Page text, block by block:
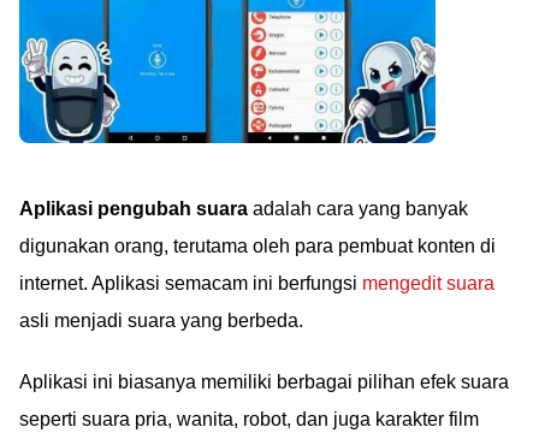
Aplikasi pengubah suara adalah cara yang banyak
digunakan orang, terutama oleh para pembuat konten di
internet. Aplikasi semacam ini berfungsi mengedit suara
asli menjadi suara yang berbeda.
Aplikasi ini biasanya memiliki berbagai pilihan efek suara
seperti suara pria, wanita, robot, dan juga karakter film